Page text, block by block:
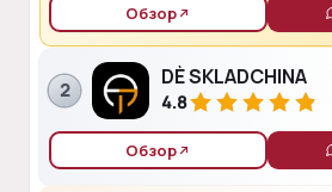
Обзор
2
DÈ SKLADCHINA
4.8
Обзор